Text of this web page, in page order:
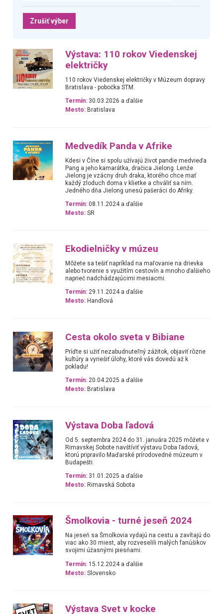
Zrušiť výber
Výstava: 110 rokov Viedenskej
električky
110 rokov Viedenskej električky v Múzeum dopravy
Bratislava - pobočka STM.
Termín: 30.03.2026 a ďalšie
Mesto: Bratislava
Medvedík Panda v Afrike
Kdesi v Číne si spolu užívajú život pandie medvieďa
Pang a jeho kamarátka, dračica Jielong. Lenže
Jielong je vzácny druh draka, ktorého chce mať
každý zloduch doma v klietke a chváliť sa ním.
Jedného dňa Jielong unesú pašeráci do Afriky.
Termín: 08.11.2024 a ďalšie
Mesto: SR
Ekodielničky v múzeu
Môžete sa tešiť napríklad na maľovanie na drievka
alebo tvorenie s využitím cestovín a mnoho ďalšieho
naprieč nadchádzajúcimi mesiacmi.
Termín: 29.11.2024 a ďalšie
Mesto: Handlová
Cesta okolo sveta v Bibiane
Príďte si užiť nezabudnuteľný zážitok, objaviť rôzne
kultúry a vyriešiť úlohy, ktoré vás dovedú až k
pokladu!
Termín: 20.04.2025 a ďalšie
Mesto: Bratislava
Výstava Doba ľadová
Od 5. septembra 2024 do 31. januára 2025 môžete v
Rimavskej Sobote navštíviť výstavu Doba ľadová,
ktorú pripravilo Maďarské prírodovedné múzeum v
Budapešti.
Termín: 31.01.2025 a ďalšie
Mesto: Rimavská Sobota
Šmolkovia - turné jeseň 2024
Na jeseň sa Šmolkovia vydajú na cestu a zavítajú do
viac ako 30 miest, aby rozveselili malých fanúšikov
svojimi úžasnými piesňami.
Termín: 15.12.2024 a ďalšie
Mesto: Slovensko
Výstava Svet v kocke